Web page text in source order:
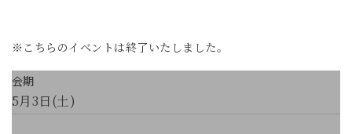
※こちらのイベントは終了いたしました。
会期
5月3日(土)